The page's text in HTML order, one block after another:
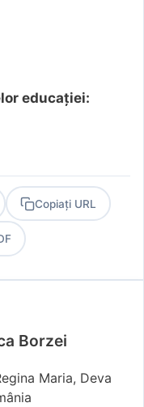
educației:
Copiați URL
Borzei
Maria, Deva